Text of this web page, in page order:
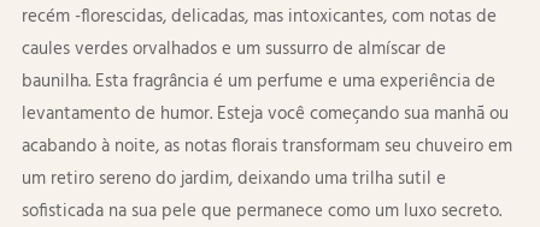
recém -florescidas, delicadas, mas intoxicantes, com notas de
caules verdes orvalhados e um sussurro de almíscar de
baunilha. Esta fragrância é um perfume e uma experiência de
levantamento de humor. Esteja você começando sua manhã ou
acabando à noite, as notas florais transformam seu chuveiro em
um retiro sereno do jardim, deixando uma trilha sutil e
sofisticada na sua pele que permanece como um luxo secreto.